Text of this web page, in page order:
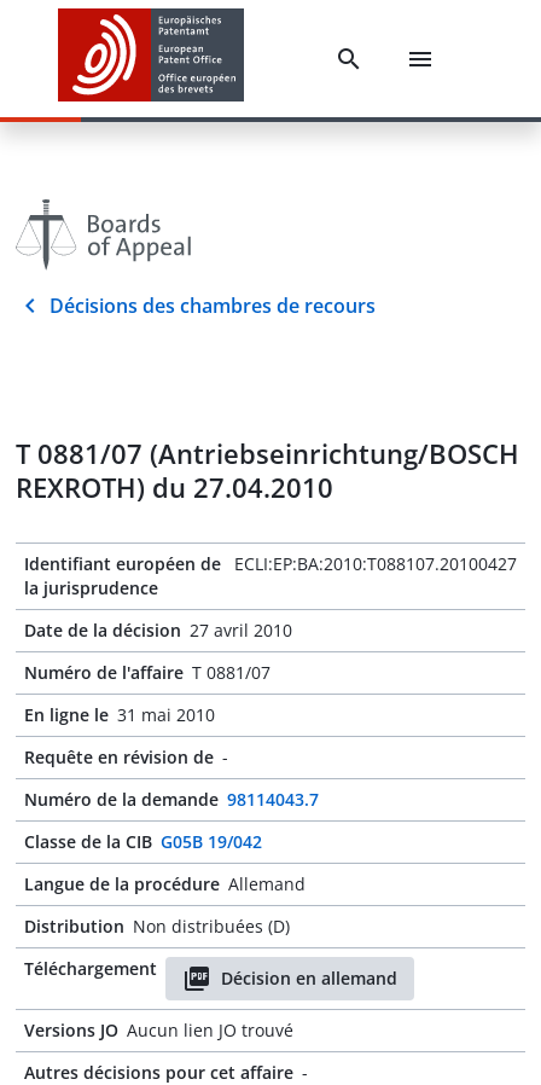
Décisions des chambres de recours
T 0881/07 (Antriebseinrichtung/BOSCH
REXROTH) du 27.04.2010
Identifiant européen de
la jurisprudence
ECLI:EP:BA:2010:T088107.20100427
Date de la décision 27 avril 2010
Numéro de l'affaire T 0881/07
En ligne le 31 mai 2010
Requête en révision de -
Numéro de la demande 98114043.7
Classe de la CIB G05B 19/042
Langue de la procédure Allemand
Distribution Non distribuées (D)
Téléchargement
Décision en allemand
Versions JO Aucun lien JO trouvé
Autres décisions pour cet affaire -